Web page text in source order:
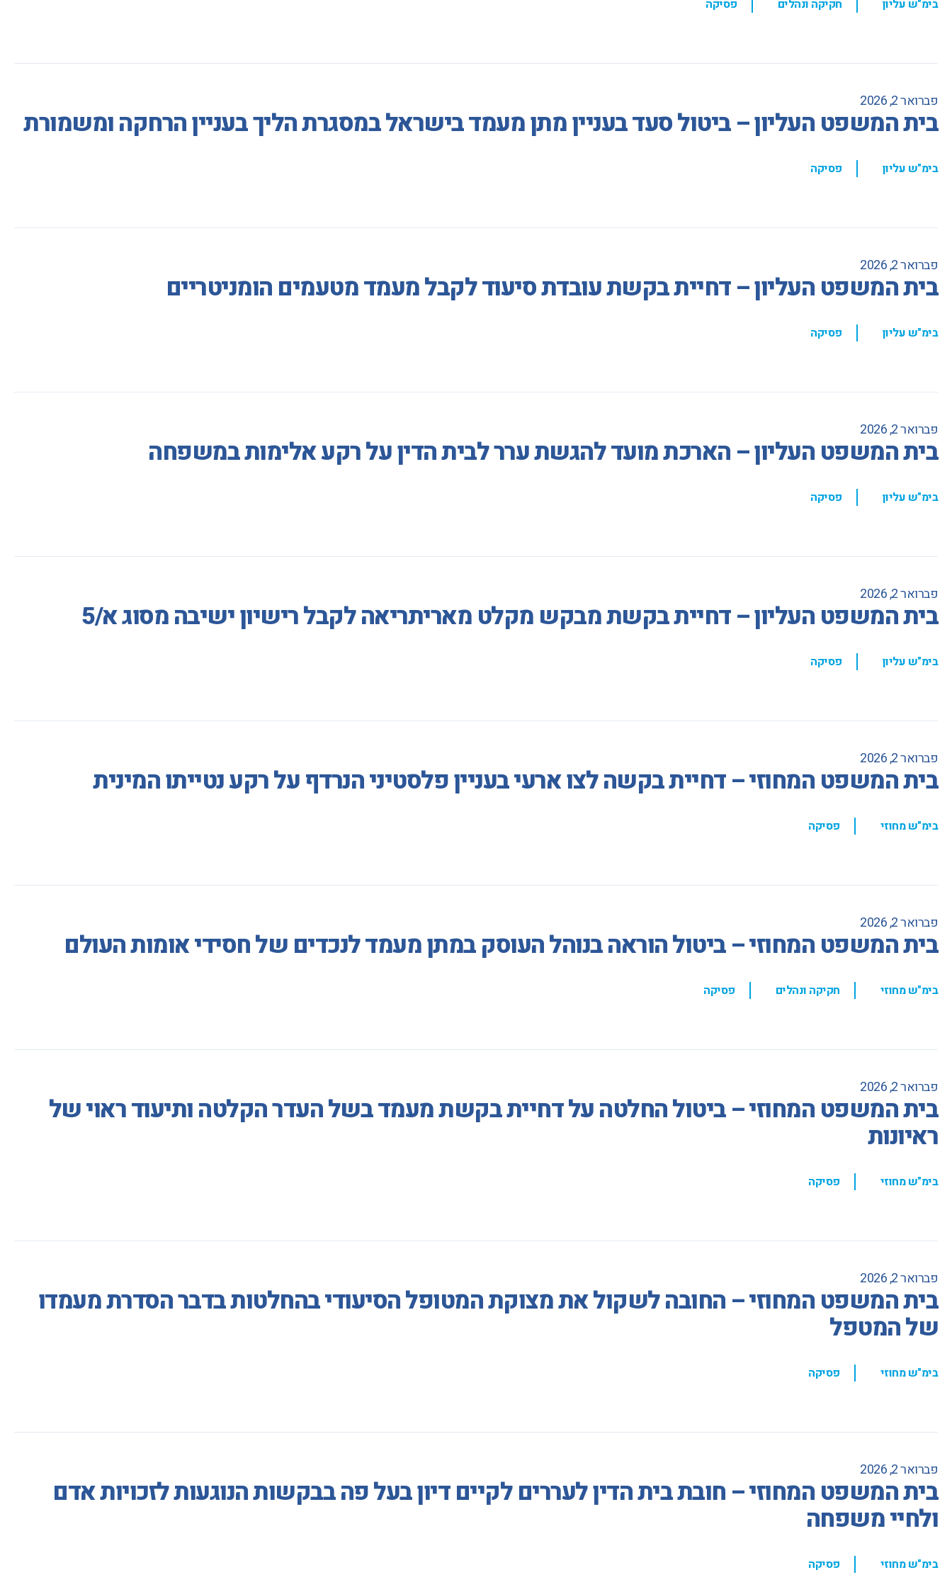
בימ"ש עליון חקיקה ונהלים פסיקה
פברואר 2, 2026
בית המשפט העליון – ביטול סעד בעניין מתן מעמד בישראל במסגרת הליך בעניין הרחקה ומשמורת
בימ"ש עליון , פסיקה
פברואר 2, 2026
בית המשפט העליון – דחיית בקשת עובדת סיעוד לקבל מעמד מטעמים הומניטריים
בימ"ש עליון , פסיקה
פברואר 2, 2026
בית המשפט העליון – הארכת מועד להגשת ערר לבית הדין על רקע אלימות במשפחה
בימ"ש עליון , פסיקה
פברואר 2, 2026
בית המשפט העליון – דחיית בקשת מבקש מקלט מאריתריאה לקבל רישיון ישיבה מסוג א/5
בימ"ש עליון , פסיקה
פברואר 2, 2026
בית המשפט המחוזי – דחיית בקשה לצו ארעי בעניין פלסטיני הנרדף על רקע נטייתו המינית
בימ"ש מחוזי , פסיקה
פברואר 2, 2026
בית המשפט המחוזי – ביטול הוראה בנוהל העוסק במתן מעמד לנכדים של חסידי אומות העולם
בימ"ש מחוזי , חקיקה ונהלים , פסיקה
פברואר 2, 2026
בית המשפט המחוזי – ביטול החלטה על דחיית בקשת מעמד בשל העדר הקלטה ותיעוד ראוי של
ראיונות
בימ"ש מחוזי , פסיקה
פברואר 2, 2026
בית המשפט המחוזי – החובה לשקול את מצוקת המטופל הסיעודי בהחלטות בדבר הסדרת מעמדו
של המטפל
בימ"ש מחוזי , פסיקה
פברואר 2, 2026
בית המשפט המחוזי – חובת בית הדין לעררים לקיים דיון בעל פה בבקשות הנוגעות לזכויות אדם
ולחיי משפחה
בימ"ש מחוזי , פסיקה